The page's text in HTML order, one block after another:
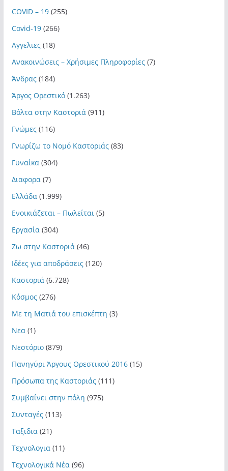
COVID – 19(255)
Covid-19(266)
Αγγελιες(18)
Ανακοινώσεις – Χρήσιμες Πληροφορίες(7)
Άνδρας(184)
Άργος Ορεστικό(1.263)
Βόλτα στην Καστοριά (911)
Γνώμες(116)
Γνωρίζω το Νομό Καστοριάς(83)
Γυναίκα (304)
Διαφορα (7)
Ελλάδα (1.999)
Ενοικιάζεται – Πωλείται (5)
Εργασία (304)
Ζω στην Καστοριά (46)
Ιδέες για αποδράσεις(120)
Καστοριά (6.728)
Κόσμος(276)
Με τη Ματιά του επισκέπτη (3)
Νεα (1)
Νεστόριο(879)
Πανηγύρι Άργους Ορεστικού 2016(15)
Πρόσωπα της Καστοριάς(111)
Συμβαίνει στην πόλη (975)
Συνταγές(113)
Ταξιδια (21)
Τεχνολογια (11)
Τεχνολογικά Νέα (96)